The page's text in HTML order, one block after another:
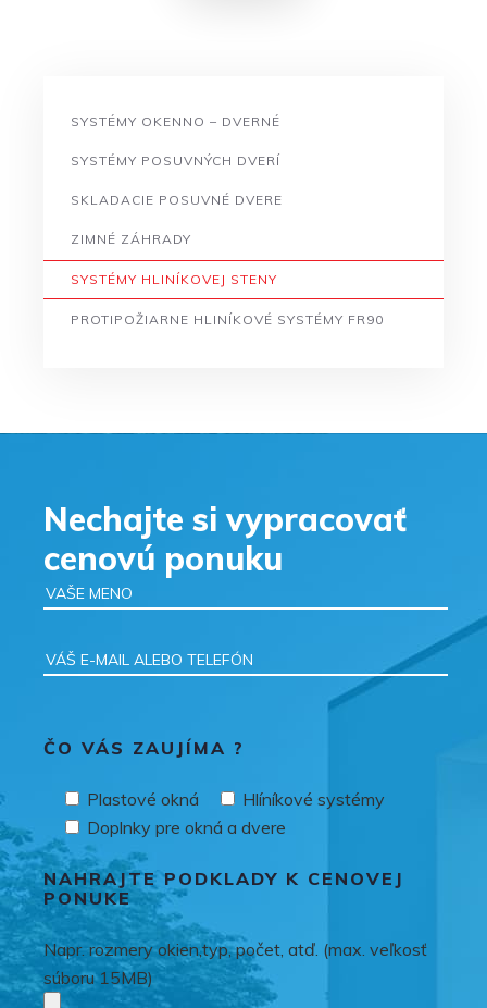
SYSTÉMY OKENNO – DVERNÉ
SYSTÉMY POSUVNÝCH DVERÍ
SKLADACIE POSUVNÉ DVERE
ZIMNÉ ZÁHRADY
SYSTÉMY HLINÍKOVEJ STENY
PROTIPOŽIARNE HLINÍKOVÉ SYSTÉMY FR90
Nechajte si vypracovať
cenovú ponuku
ČO VÁS ZAUJÍMA ?
Plastové okná
Hlíníkové systémy
Doplnky pre okná a dvere
NAHRAJTE PODKLADY K CENOVEJ
PONUKE
Napr. rozmery okien,typ, počet, atď. (max. veľkosť
súboru 15MB)